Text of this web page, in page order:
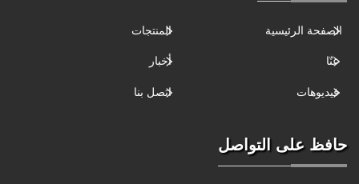
الصفحة الرئيسية المنتجات
عنّا أخبار
فيديوهات اتصل بنا
حافظ على التواصل